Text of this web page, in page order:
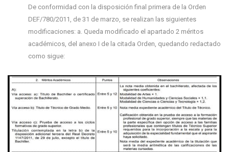
De conformidad con la disposición final primera de la Orden
DEF/780/2011, de 31 de marzo, se realizan las siguientes
modificaciones: a. Queda modificado el apartado 2 méritos
académicos, del anexo I de la citada Orden, quedando redactado
como sigue: